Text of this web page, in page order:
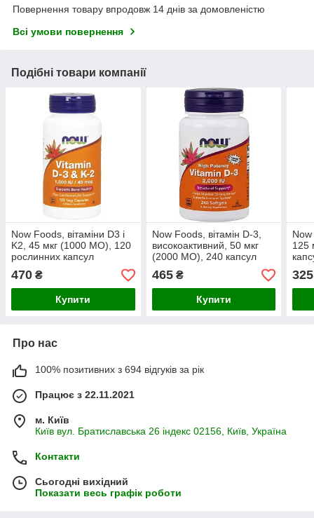
Повернення товару впродовж 14 днів за домовленістю
Всі умови повернення
Подібні товари компанії
Now Foods, вітаміни D3 і
K2, 45 мкг (1000 МО), 120
рослинних капсул
470 ₴
Купити
Now Foods, вітамін D-3,
високоактивний, 50 мкг
(2000 МО), 240 капсул
465₴
Купити
Now
125
325
Про нас
100% позитивних з 694 відгуків за рік
Працює з 22.11.2021
м. Київ
Київ вул. Братиславська 26 індекс 02156, Київ, Україна
Контакти
Сьогодні вихідний
Показати весь графік роботи